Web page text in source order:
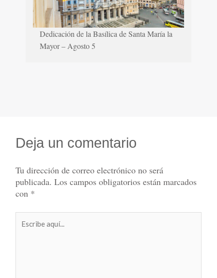
Dedicación de la Basílica de Santa María la
Mayor – Agosto 5
Deja un comentario
Tu dirección de correo electrónico no será
publicada. Los campos obligatorios están marcados
con *
aquí...